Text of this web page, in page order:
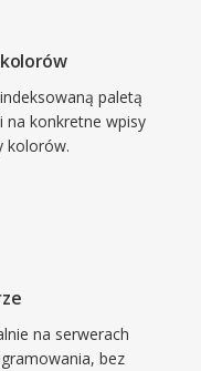
paletą
konkretne wpisy
kolorów.
na serwerach
bez